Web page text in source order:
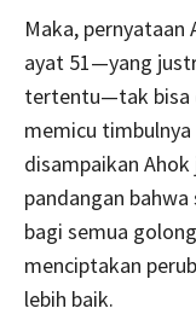
Maka,
ayat 51—yang
tertentu—tak bisa
memicu timbulnya
disampaikan
pandangan
bagi semua
menciptakan
lebih baik.